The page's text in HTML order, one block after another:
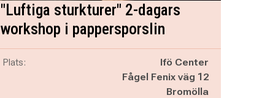
"Luftiga sturkturer" 2-dagars
workshop i pappersporslin
Plats:
Ifö Center
Fågel Fenix väg 12
Bromölla